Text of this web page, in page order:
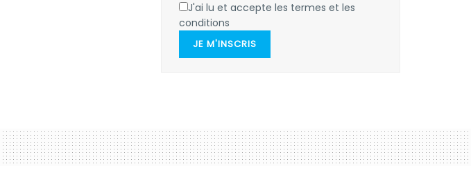
J'ai lu et accepte les termes et les
conditions
JE M'INSCRIS